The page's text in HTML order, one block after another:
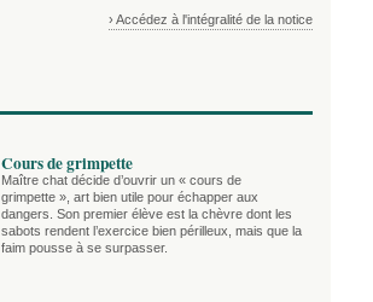
› Accédez à l'intégralité de la notice
Cours de grimpette
Maître chat décide d’ouvrir un « cours de
grimpette », art bien utile pour échapper aux
dangers. Son premier élève est la chèvre dont les
sabots rendent l’exercice bien périlleux, mais que la
faim pousse à se surpasser.